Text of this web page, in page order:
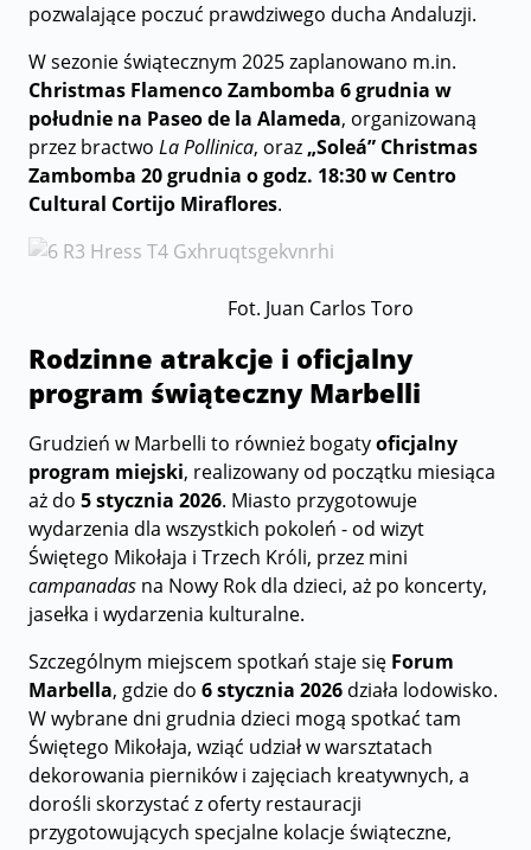
pozwalające poczuć prawdziwego ducha Andaluzji.
W sezonie świątecznym 2025 zaplanowano m.in.
Christmas Flamenco Zambomba 6 grudnia w
południe na Paseo de la Alameda, organizowaną
przez bractwo La Pollinica, oraz „Soleá” Christmas
Zambomba 20 grudnia o godz. 18:30 w Centro
Cultural Cortijo Miraflores.
Fot. Juan Carlos Toro
Rodzinne atrakcje i oficjalny
program świąteczny Marbelli
Grudzień w Marbelli to również bogatyoficjalny
program miejski, realizowany od początku miesiąca
aż do 5 stycznia 2026. Miasto przygotowuje
wydarzenia dla wszystkich pokoleń - od wizyt
Świętego Mikołaja i Trzech Króli, przez mini
campanadas na Nowy Rok dla dzieci, aż po koncerty,
jasełka i wydarzenia kulturalne.
Szczególnym miejscem spotkań staje się Forum
Marbella, gdzie do 6 stycznia 2026 działa lodowisko.
W wybrane dni grudnia dzieci mogą spotkać tam
Świętego Mikołaja, wziąć udział w warsztatach
dekorowania pierników i zajęciach kreatywnych, a
dorośli skorzystać z oferty restauracji
przygotowujących specjalne kolacje świąteczne,